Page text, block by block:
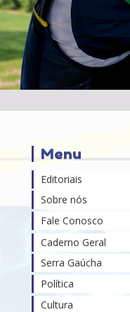
Menu
Editoriais
Sobre nós
Fale Conosco
Caderno Geral
Serra Gaúcha
Política
Cultura